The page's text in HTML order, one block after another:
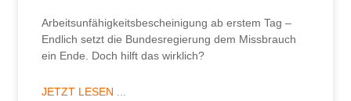
Arbeitsunfähigkeitsbescheinigung ab erstem Tag –
Endlich setzt die Bundesregierung dem Missbrauch
ein Ende. Doch hilft das wirklich?
JETZT LESEN ...